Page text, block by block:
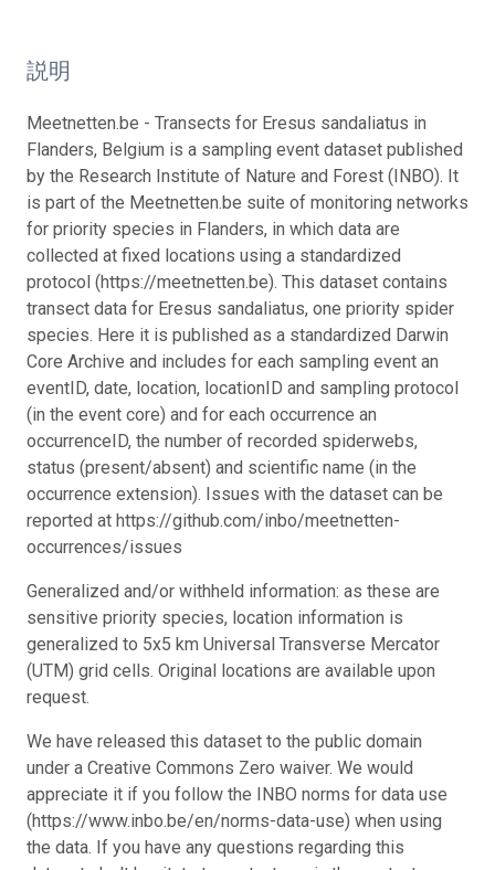
説明
Meetnetten.be - Transects for Eresus sandaliatus in
Flanders, Belgium is a sampling event dataset published
by the Research Institute of Nature and Forest (INBO). It
is part of the Meetnetten.be suite of monitoring networks
for priority species in Flanders, in which data are
collected at fixed locations using a standardized
protocol (https://meetnetten.be). This dataset contains
transect data for Eresus sandaliatus, one priority spider
species. Here it is published as a standardized Darwin
Core Archive and includes for each sampling event an
eventID, date, location, locationID and sampling protocol
(in the event core) and for each occurrence an
occurrenceID, the number of recorded spiderwebs,
status (present/absent) and scientific name (in the
occurrence extension). Issues with the dataset can be
reported at https://github.com/inbo/meetnetten-
occurrences/issues
Generalized and/or withheld information: as these are
sensitive priority species, location information is
generalized to 5x5 km Universal Transverse Mercator
(UTM) grid cells. Original locations are available upon
request.
We have released this dataset to the public domain
under a Creative Commons Zero waiver. We would
appreciate it if you follow the INBO norms for data use
(https://www.inbo.be/en/norms-data-use) when using
the data. If you have any questions regarding this